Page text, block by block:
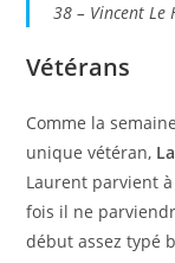
38 – Vincent Le
Vétérans
Comme la
unique vétéran,
Laurent parvient
fois il ne
début assez typé